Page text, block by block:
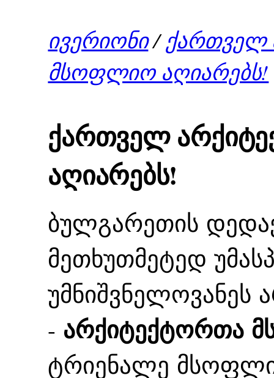
ივერიონი/ქართველ
მსოფლიო აღიარებს!
ქართველ
აღიარებს!
ბულგარეთის
მეთხუთმეტედ
- არქიტექტორთა
ტრიენალე